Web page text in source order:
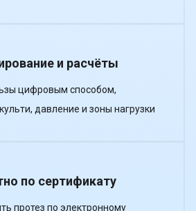
и расчёты
цифровым способом,
давление и зоны нагрузки
по сертификату
протез по электронному